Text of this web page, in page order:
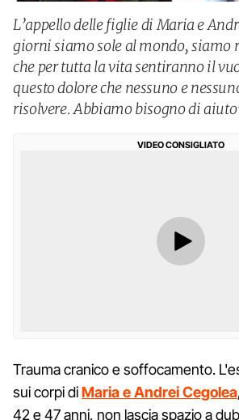
L’appello delle figlie di Maria e
giorni siamo sole al mondo, siamo
che per tutta la vita sentiranno il
questo dolore che nessuno e
risolvere. Abbiamo bisogno di
VIDEO CONSIGLIATO
Trauma cranico e soffocamento.
sui corpi diMaria e Andrei Cegolea
42 e 47 anni, non lascia spazio a